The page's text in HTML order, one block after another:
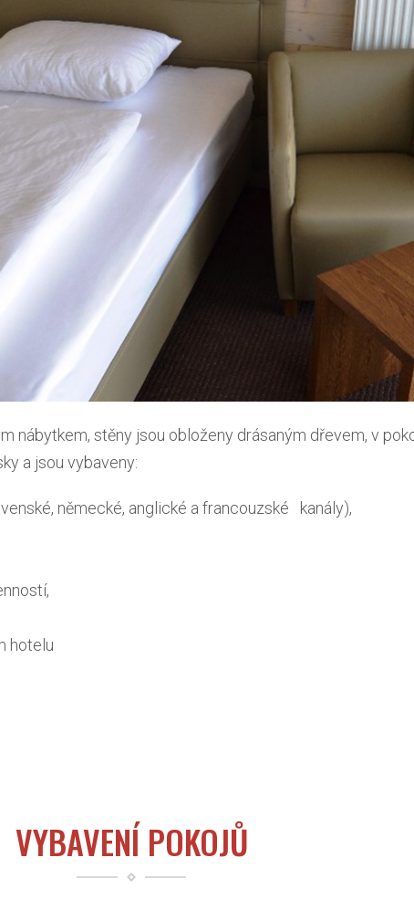
nábytkem, stěny jsou obloženy drásaným dřevem, v
a jsou vybaveny:
německé, anglické a francouzské kanály),
hotelu
VYBAVENÍ POKOJŮ